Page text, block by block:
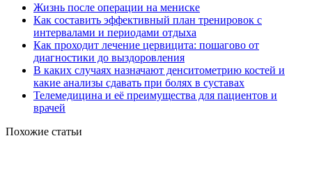
Жизнь после операции на мениске
Как составить эффективный план тренировок с
интервалами и периодами отдыха
Как проходит лечение цервицита: пошагово от
диагностики до выздоровления
В каких случаях назначают денситометрию костей и
какие анализы сдавать при болях в суставах
Телемедицина и её преимущества для пациентов и
врачей
Похожие статьи